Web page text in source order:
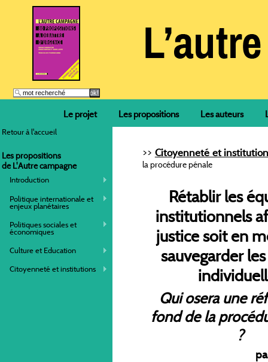
Le projet Les propositions Les auteurs
Retour à l'accueil
Les propositions
de L'Autre campagne
Introduction
Politique internationale et
enjeux planétaires
Politiques sociales et
économiques
Culture et Education
Citoyenneté et institutions
>> Citoyenneté et
la procédure pénale
Rétablir les
institutionnels
justice soit en
sauvegarder
Qui osera une
fond de la
?